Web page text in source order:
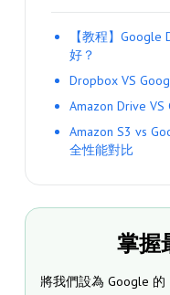
【教程】
好？
Dropbox VS
Amazon Drive
Amazon S3 vs
全性能對比
掌握
將我們設為 Google 的